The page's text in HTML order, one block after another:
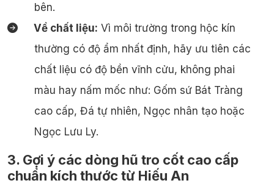
bên.
Về chất liệu: Vì môi trường trong hộc kín
thường có độ ẩm nhất định, hãy ưu tiên các
chất liệu có độ bền vĩnh cửu, không phai
màu hay nấm mốc như: Gốm sứ Bát Tràng
cao cấp, Đá tự nhiên, Ngọc nhân tạo hoặc
Ngọc Lưu Ly.
3. Gợi ý các dòng hũ tro cốt cao cấp
chuẩn kích thước từ Hiếu An